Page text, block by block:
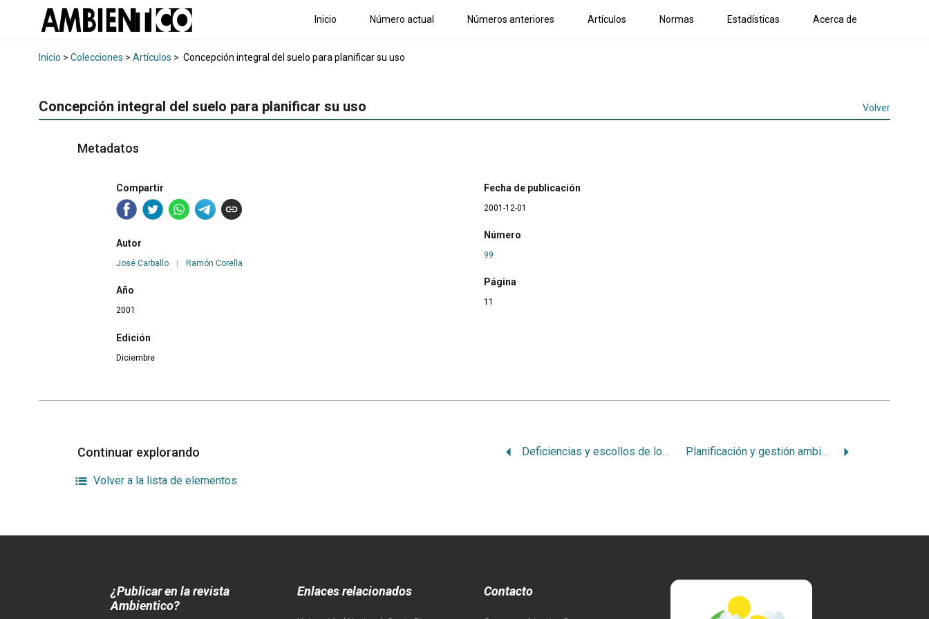
Inicio Número actual Números anteriores Artículos Normas Estadísticas Acerca de
Inicio > Colecciones > Artículos > Concepción integral del suelo para planificar su uso
Concepción integral del suelo para planificar su uso Volver
Metadatos
Compartir
Autor
José Carballo Ramón Corella
Año
2001
Edición
Diciembre
Fecha de publicación
2001-12-01
Número
99
Página
11
Continuar explorando Deficiencias y escollos de los planes reguladores Planificación y gestión ambiental participativa desde los municipios
Volver a la lista de elementos
¿Publicar en la revista
Ambientico?
Enlaces relacionados Contacto